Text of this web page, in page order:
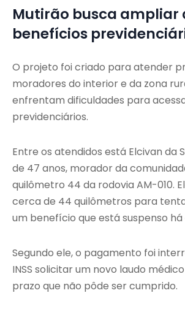
Mutirão busca ampliar
benefícios
O projeto foi criado para atender
moradores do interior e da zona
enfrentam dificuldades para
previdenciários.
Entre os atendidos está Elcivan da
de 47 anos, morador da
quilômetro 44 da rodovia AM-010.
cerca de 44 quilômetros para
um benefício que está suspenso
Segundo ele, o pagamento foi
INSS solicitar um novo laudo
prazo que não pôde ser cumprido.